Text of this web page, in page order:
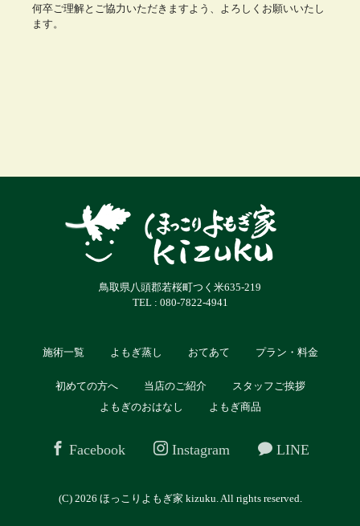
何卒ご理解とご協力いただきますよう、よろしくお願いいたし
ます。
鳥取県八頭郡若桜町つく米635-219
TEL : 080-7822-4941
施術一覧 よもぎ蒸し おてあて プラン・料金
初めての方へ 当店のご紹介
スタッフご挨拶
よもぎのおはなし
よもぎ商品
Facebook Instagram LINE
(C) 2026 ほっこりよもぎ家 kizuku. All rights reserved.